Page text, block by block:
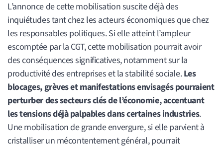
L’annonce de cette mobilisation suscite déjà des
inquiétudes tant chez les acteurs économiques que chez
les responsables politiques. Si elle atteint l’ampleur
escomptée par la CGT, cette mobilisation pourrait avoir
des conséquences significatives, notamment sur la
productivité des entreprises et la stabilité sociale.Les
blocages, grèves et manifestations envisagés pourraient
perturber des secteurs clés de l’économie, accentuant
les tensions déjà palpables dans certaines industries.
Une mobilisation de grande envergure, si elle parvient à
cristalliser un mécontentement général, pourrait